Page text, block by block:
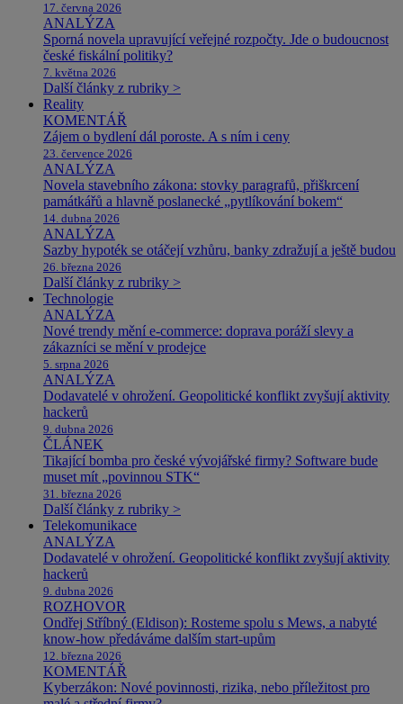
17. června 2026
ANALÝZA
Sporná novela upravující veřejné rozpočty. Jde o budoucnost
české fiskální politiky?
7. května 2026
Další články z rubriky >
Reality
KOMENTÁŘ
Zájem o bydlení dál poroste. A s ním i ceny
23. července 2026
ANALÝZA
Novela stavebního zákona: stovky paragrafů, přiškrcení
památkářů a hlavně poslanecké „pytlíkování bokem“
14. dubna 2026
ANALÝZA
Sazby hypoték se otáčejí vzhůru, banky zdražují a ještě budou
26. března 2026
Další články z rubriky >
Technologie
ANALÝZA
Nové trendy mění e-commerce: doprava poráží slevy a
zákazníci se mění v prodejce
5. srpna 2026
ANALÝZA
Dodavatelé v ohrožení. Geopolitické konflikt zvyšují aktivity
hackerů
9. dubna 2026
ČLÁNEK
Tikající bomba pro české vývojářské firmy? Software bude
muset mít „povinnou STK“
31. března 2026
Další články z rubriky >
Telekomunikace
ANALÝZA
Dodavatelé v ohrožení. Geopolitické konflikt zvyšují aktivity
hackerů
9. dubna 2026
ROZHOVOR
Ondřej Stříbný (Eldison): Rosteme spolu s Mews, a nabyté
know-how předáváme dalším start-upům
12. března 2026
KOMENTÁŘ
Kyberzákon: Nové povinnosti, rizika, nebo příležitost pro